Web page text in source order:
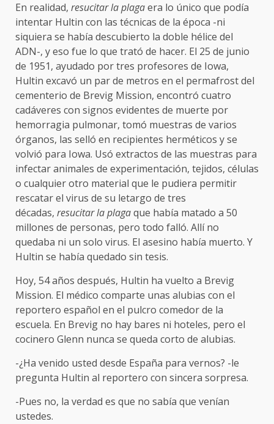
En realidad, resucitar la plagaera lo único que podía
intentar Hultin con las técnicas de la época -ni
siquiera se había descubierto la doble hélice del
ADN-, y eso fue lo que trató de hacer. El 25 de junio
de 1951, ayudado por tres profesores de Iowa,
Hultin excavó un par de metros en el permafrost del
cementerio de Brevig Mission, encontró cuatro
cadáveres con signos evidentes de muerte por
hemorragia pulmonar, tomó muestras de varios
órganos, las selló en recipientes herméticos y se
volvió para Iowa. Usó extractos de las muestras para
infectar animales de experimentación, tejidos, células
o cualquier otro material que le pudiera permitir
rescatar el virus de su letargo de tres
décadas, resucitar la plagaque había matado a 50
millones de personas, pero todo falló. Allí no
quedaba ni un solo virus. El asesino había muerto. Y
Hultin se había quedado sin tesis.
Hoy, 54 años después, Hultin ha vuelto a Brevig
Mission. El médico comparte unas alubias con el
reportero español en el pulcro comedor de la
escuela. En Brevig no hay bares ni hoteles, pero el
cocinero Glenn nunca se queda corto de alubias.
-¿Ha venido usted desde España para vernos? -le
pregunta Hultin al reportero con sincera sorpresa.
-Pues no, la verdad es que no sabía que venían
ustedes.